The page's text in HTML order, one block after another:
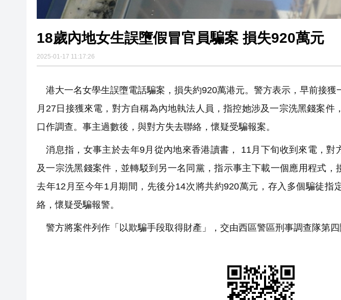
18歲內地女生誤墮假冒官員騙案 損失920萬元
2025-01-17 11:17:26
港大一名女學生誤墮電話騙案，損失約920萬港元。警方表示，早前接獲
月27日接獲來電，對方自稱為內地執法人員，指控她涉及一宗洗黑錢案件
口作調查。事主過數後，與對方失去聯絡，懷疑受騙報案。
消息指，女事主於去年9月從內地來香港讀書， 11月下旬收到來電，對
及一宗洗黑錢案件，並轉駁到另一名同黨，指示事主下載一個應用程式，
去年12月至今年1月期間，先後分14次將共約920萬元，存入多個騙徒指
絡，懷疑受騙報警。
警方將案件列作「以欺騙手段取得財產」，交由西區警區刑事調查隊第四